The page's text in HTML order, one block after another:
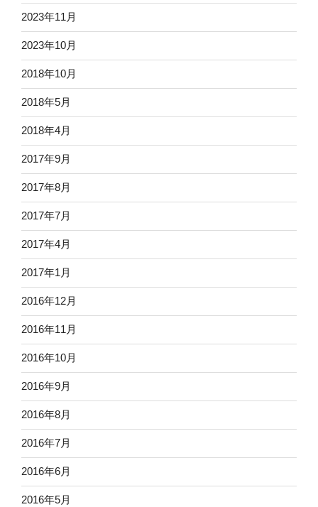
2023年11月
2023年10月
2018年10月
2018年5月
2018年4月
2017年9月
2017年8月
2017年7月
2017年4月
2017年1月
2016年12月
2016年11月
2016年10月
2016年9月
2016年8月
2016年7月
2016年6月
2016年5月